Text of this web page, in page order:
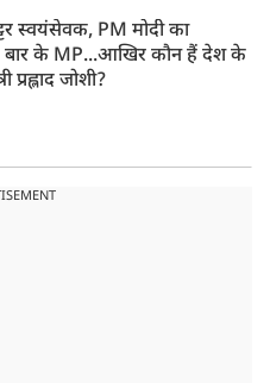
स्वयंसेवक, PM मोदी का
बार के MP...आखिर कौन हैं देश के
प्रह्लाद जोशी?